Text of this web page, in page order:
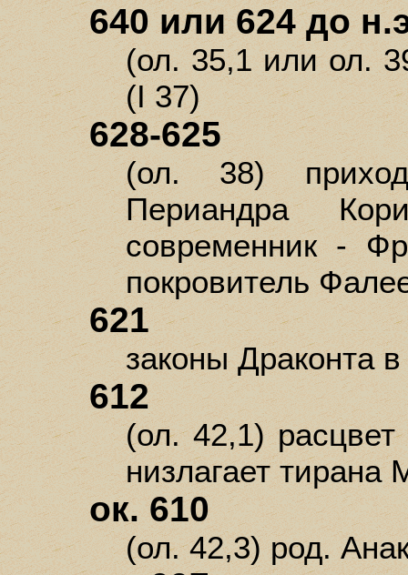
640 или 624 до
(ол. 35,1 или ол.
(I 37)
628-625
(ол. 38)
Периандра
современник -
покровитель
621
законы Драконта
612
(ол. 42,1)
низлагает тирана
ок. 610
(ол. 42,3) род.